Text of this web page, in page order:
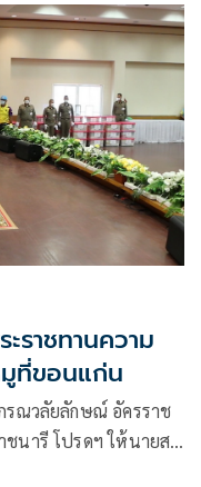
ราชทานความ
ที่ขอนแก่น
รณวลัยลักษณ์ อัครราช
ชนารี โปรดฯ ให้นายสม